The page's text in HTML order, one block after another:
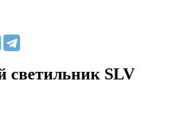
светильник SLV